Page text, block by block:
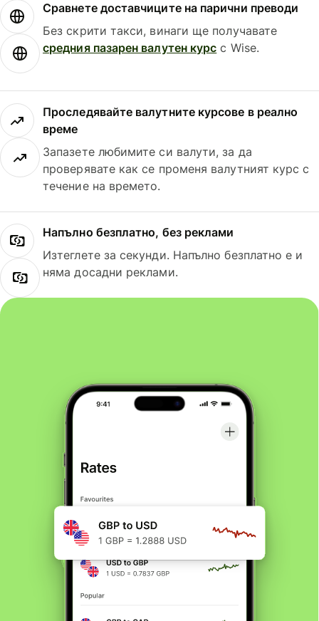
Сравнете доставчиците на парични преводи
Без скрити такси, винаги ще получавате
средния пазарен валутен курс с Wise.
Проследявайте валутните курсове в реално
време
Запазете любимите си валути, за да
проверявате как се променя валутният курс с
течение на времето.
Напълно безплатно, без реклами
Изтеглете за секунди. Напълно безплатно е и
няма досадни реклами.